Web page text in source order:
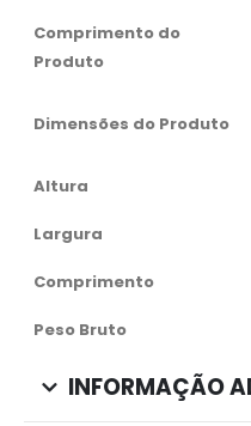
Comprimento do
Produto
Dimensões do Produto
Altura
Largura
Comprimento
Peso Bruto
INFORMAÇÃO